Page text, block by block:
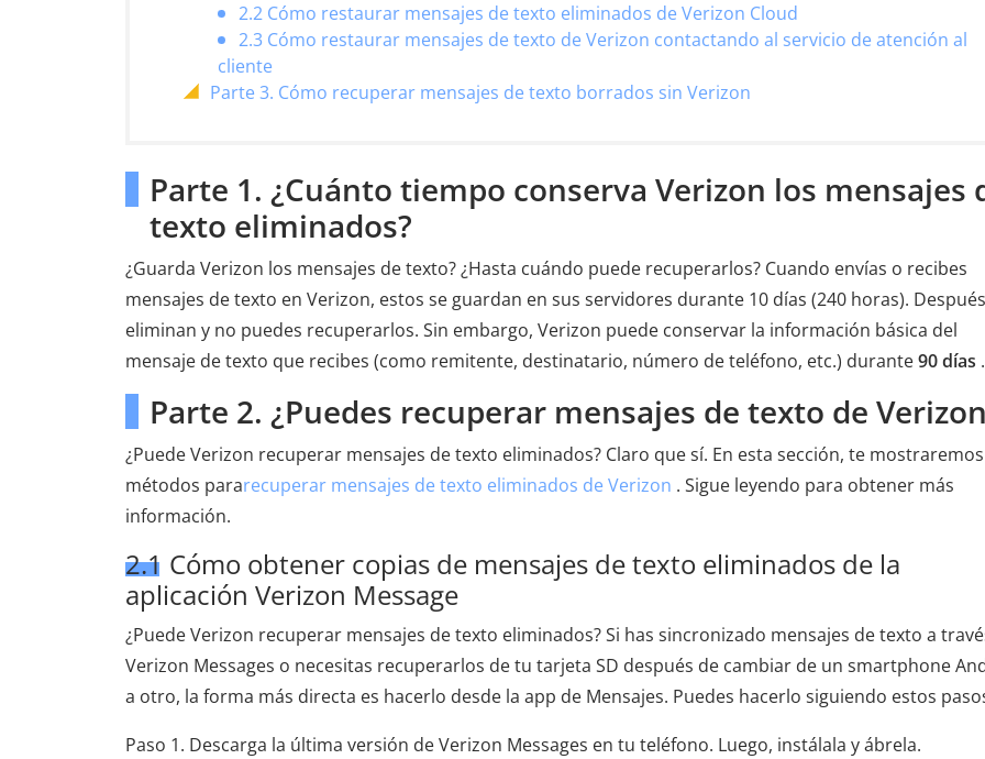
2.2 Cómo restaurar mensajes de texto eliminados de Verizon Cloud
2.3 Cómo restaurar mensajes de texto de Verizon contactando al servicio de atención al
cliente
Parte 3. Cómo recuperar mensajes de texto borrados sin Verizon
Parte 1. ¿Cuánto tiempo conserva Verizon los mensajes
texto eliminados?
¿Guarda Verizon los mensajes de texto? ¿Hasta cuándo puede recuperarlos? Cuando envías o recibes
mensajes de texto en Verizon, estos se guardan en sus servidores durante 10 días (240 horas).
eliminan y no puedes recuperarlos. Sin embargo, Verizon puede conservar la información básica del
mensaje de texto que recibes (como remitente, destinatario, número de teléfono, etc.) durante90 días .
Parte 2. ¿Puedes recuperar mensajes de texto de
¿Puede Verizon recuperar mensajes de texto eliminados? Claro que sí. En esta sección, te
métodos pararecuperar mensajes de texto eliminados de Verizon . Sigue leyendo para obtener más
información.
2.1 Cómo obtener copias de mensajes de texto eliminados de la
aplicación Verizon Message
¿Puede Verizon recuperar mensajes de texto eliminados? Si has sincronizado mensajes de texto a
Verizon Messages o necesitas recuperarlos de tu tarjeta SD después de cambiar de un smartphone
a otro, la forma más directa es hacerlo desde la app de Mensajes. Puedes hacerlo siguiendo estos
Paso 1. Descarga la última versión de Verizon Messages en tu teléfono. Luego, instálala y ábrela.